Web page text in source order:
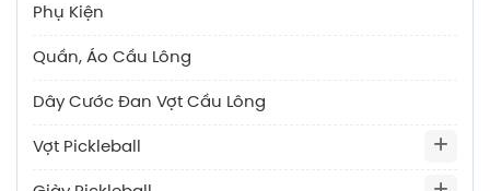
Phụ Kiện
Quần, Áo Cầu Lông
Dây Cước Đan Vợt Cầu Lông
Vợt Pickleball